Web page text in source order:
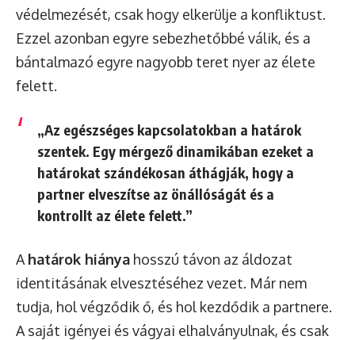
védelmezését, csak hogy elkerülje a konfliktust.
Ezzel azonban egyre sebezhetőbbé válik, és a
bántalmazó egyre nagyobb teret nyer az élete
felett.
„Az egészséges kapcsolatokban a határok
szentek. Egy mérgező dinamikában ezeket a
határokat szándékosan áthágják, hogy a
partner elveszítse az önállóságát és a
kontrollt az élete felett.”
A határok hiánya hosszú távon az áldozat
identitásának elvesztéséhez vezet. Már nem
tudja, hol végződik ő, és hol kezdődik a partnere.
A saját igényei és vágyai elhalványulnak, és csak